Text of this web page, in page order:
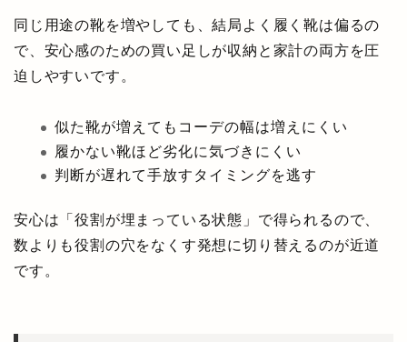
同じ用途の靴を増やしても、結局よく履く靴は偏るの
で、安心感のための買い足しが収納と家計の両方を圧
迫しやすいです。
似た靴が増えてもコーデの幅は増えにくい
履かない靴ほど劣化に気づきにくい
判断が遅れて手放すタイミングを逃す
安心は「役割が埋まっている状態」で得られるので、
数よりも役割の穴をなくす発想に切り替えるのが近道
です。